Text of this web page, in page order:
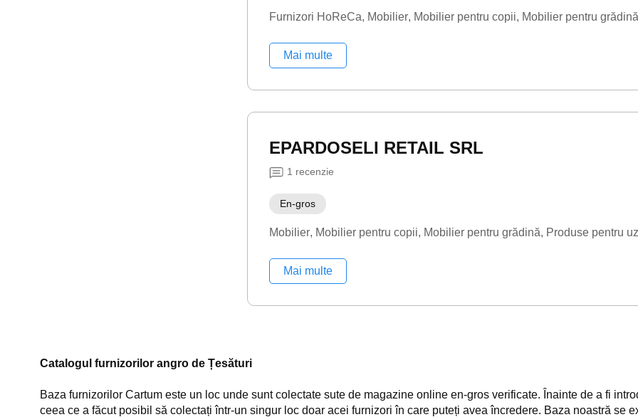
Furnizori HoReCa Mobilier Mobilier pentru copii Mobilier pentru grădină
Mai multe
EPARDOSELI RETAIL SRL
1 recenzie
En-gros
Mobilier Mobilier pentru copii Mobilier pentru grădină Produse pentru
Mai multe
Catalogul furnizorilor angro de Țesături
Baza furnizorilor Cartum este un loc unde sunt colectate sute de magazine online en-gros verificate. Înainte de a fi
ceea ce a făcut posibil să colectați într-un singur loc doar acei furnizori în care puteți avea încredere. Baza noastră se